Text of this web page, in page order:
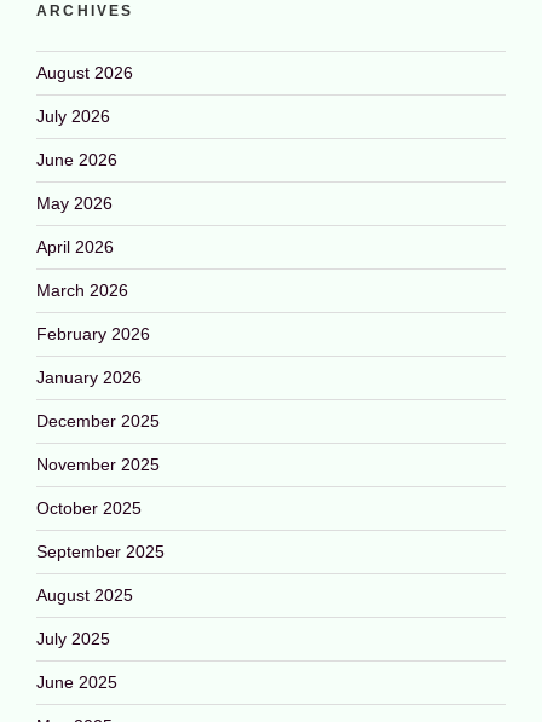
ARCHIVES
August 2026
July 2026
June 2026
May 2026
April 2026
March 2026
February 2026
January 2026
December 2025
November 2025
October 2025
September 2025
August 2025
July 2025
June 2025